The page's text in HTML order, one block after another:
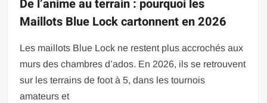
De l’anime au terrain : pourquoi les
Maillots Blue Lock cartonnent en 2026
Les maillots Blue Lock ne restent plus accrochés aux
murs des chambres d’ados. En 2026, ils se retrouvent
sur les terrains de foot à 5, dans les tournois
amateurs et